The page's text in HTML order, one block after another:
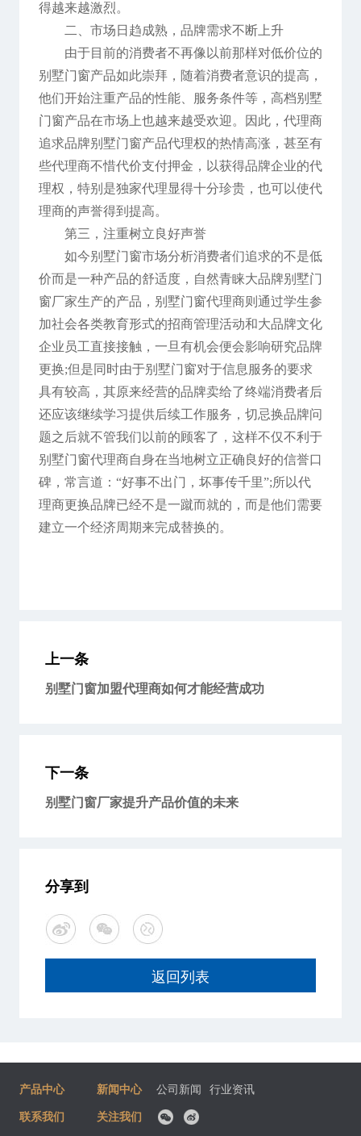
得越来越激烈。
二、市场日趋成熟，品牌需求不断上升
由于目前的消费者不再像以前那样对低价位的
别墅门窗产品如此崇拜，随着消费者意识的提高，
他们开始注重产品的性能、服务条件等，高档别墅
门窗产品在市场上也越来越受欢迎。因此，代理商
追求品牌别墅门窗产品代理权的热情高涨，甚至有
些代理商不惜代价支付押金，以获得品牌企业的代
理权，特别是独家代理显得十分珍贵，也可以使代
理商的声誉得到提高。
第三，注重树立良好声誉
如今别墅门窗市场分析消费者们追求的不是低
价而是一种产品的舒适度，自然青睐大品牌别墅门
窗厂家生产的产品，别墅门窗代理商则通过学生参
加社会各类教育形式的招商管理活动和大品牌文化
企业员工直接接触，一旦有机会便会影响研究品牌
更换;但是同时由于别墅门窗对于信息服务的要求
具有较高，其原来经营的品牌卖给了终端消费者后
还应该继续学习提供后续工作服务，切忌换品牌问
题之后就不管我们以前的顾客了，这样不仅不利于
别墅门窗代理商自身在当地树立正确良好的信誉口
碑，常言道：“好事不出门，坏事传千里”;所以代
理商更换品牌已经不是一蹴而就的，而是他们需要
建立一个经济周期来完成替换的。
上一条
别墅门窗加盟代理商如何才能经营成功
下一条
别墅门窗厂家提升产品价值的未来
分享到
返回列表
产品中心 新闻中心 公司新闻 行业资讯
联系我们
关注我们